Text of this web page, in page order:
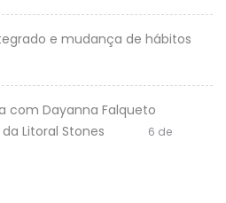
e mudança de hábitos
com Dayanna Falqueto
Litoral Stones
6 de